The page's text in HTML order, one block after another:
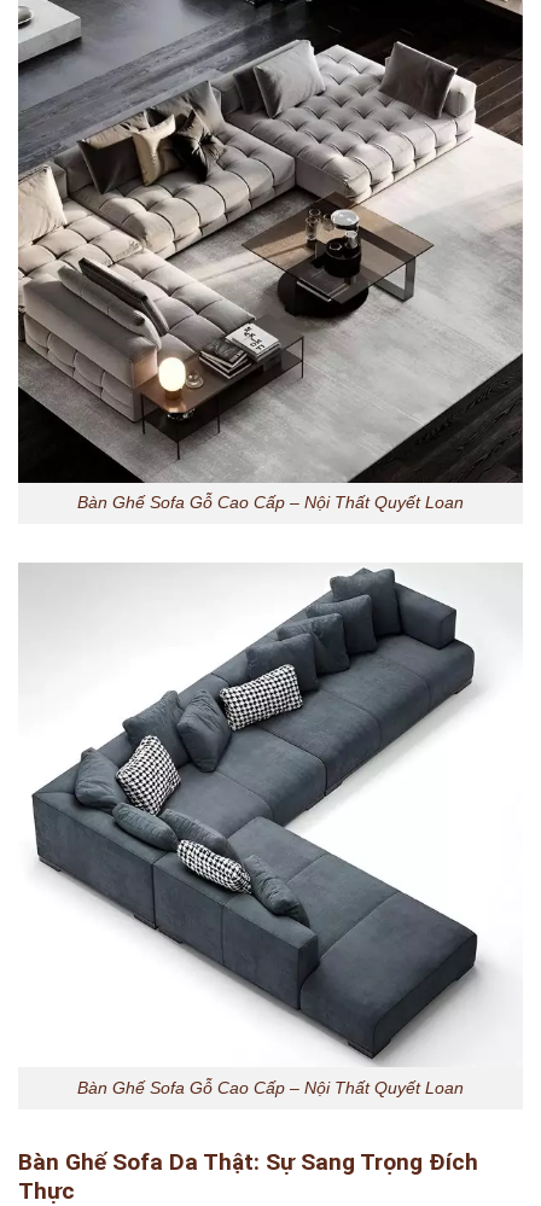
Bàn Ghế Sofa Gỗ Cao Cấp – Nội Thất Quyết Loan
Bàn Ghế Sofa Gỗ Cao Cấp – Nội Thất Quyết Loan
Bàn Ghế Sofa Da Thật: Sự Sang Trọng Đích
Thực